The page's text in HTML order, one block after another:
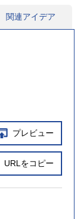
関連アイデア
プレビュー
URLをコピー